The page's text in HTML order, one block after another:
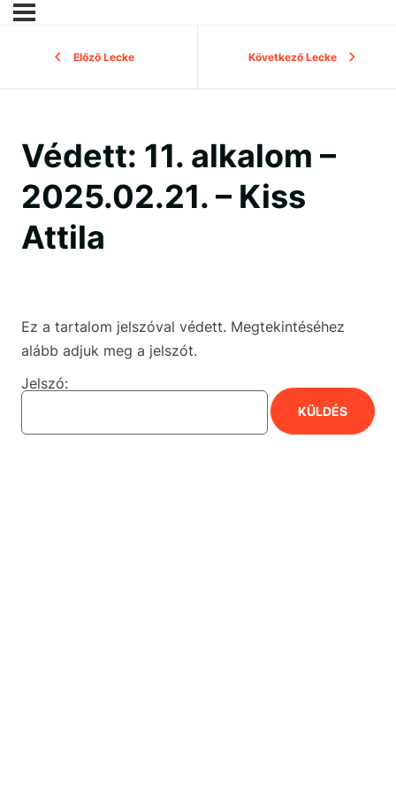
Előző Lecke Következő Lecke
Védett: 11. alkalom –
2025.02.21. – Kiss
Attila
Ez a tartalom jelszóval védett. Megtekintéséhez
alább adjuk meg a jelszót.
Jelszó: